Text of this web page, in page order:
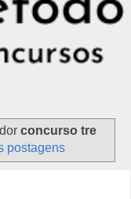
concurso tre
postagens